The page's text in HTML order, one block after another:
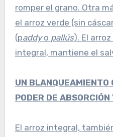
romper el grano. Otra
el arroz verde (sin
(paddyo pallús). El
integral, mantiene el
UN BLANQUEAMIENTO
PODER DE
El arroz integral,